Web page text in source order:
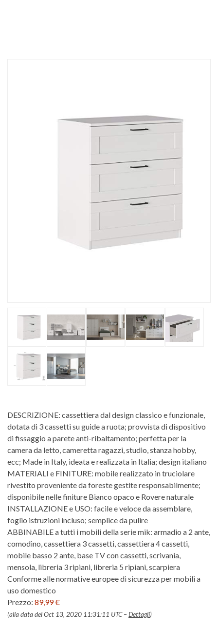
DESCRIZIONE: cassettiera dal design classico e funzionale,
dotata di 3 cassetti su guide a ruota; provvista di dispositivo
di fissaggio a parete anti-ribaltamento; perfetta per la
camera da letto, cameretta ragazzi, studio, stanza hobby,
ecc; Made in Italy, ideata e realizzata in Italia; design italiano
MATERIALI e FINITURE: mobile realizzato in truciolare
rivestito proveniente da foreste gestite responsabilmente;
disponibile nelle finiture Bianco opaco e Rovere naturale
INSTALLAZIONE e USO: facile e veloce da assemblare,
foglio istruzioni incluso; semplice da pulire
ABBINABILE a tutti i mobili della serie mik: armadio a 2 ante,
comodino, cassettiera 3 cassetti, cassettiera 4 cassetti,
mobile basso 2 ante, base TV con cassetti, scrivania,
mensola, libreria 3 ripiani, libreria 5 ripiani, scarpiera
Conforme alle normative europee di sicurezza per mobili a
uso domestico
Prezzo: 89,99 €
(alla data del Oct 13, 2020 11:31:11 UTC – Dettagli)